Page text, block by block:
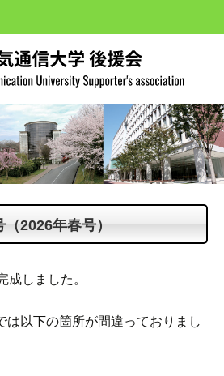
2026年春号）
成しました。
は以下の箇所が間違っておりまし